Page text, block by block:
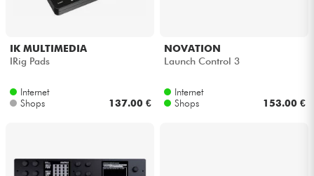
IK MULTIMEDIA
IRig Pads
Internet
Shops
137.00 €
NOVATION
Launch Control 3
Internet
Shops
153.00 €